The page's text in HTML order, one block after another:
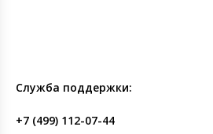
Служба поддержки:
+7 (499) 112-07-44